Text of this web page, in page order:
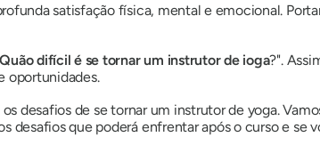
satisfação física, mental e emocional.
Quão difícil é se tornar um instrutor de ioga?".
oportunidades.
desafios de se tornar um instrutor de yoga.
desafios que poderá enfrentar após o curso e